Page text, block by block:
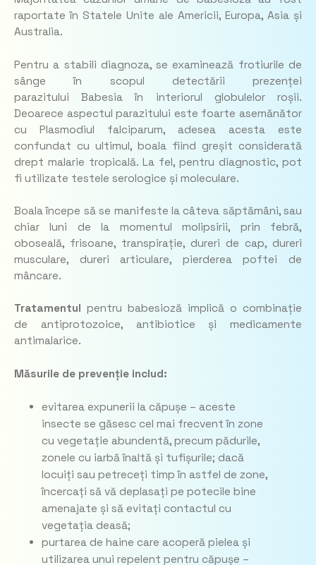
raportate în Statele Unite ale Americii, Europa, Asia și
Australia.
Pentru a stabili diagnoza, se examinează frotiurile de
sânge în scopul detectării prezenței
parazituluiBabesia în interiorul globulelor roșii.
Deoarece aspectul parazitului este foarte asemănător
cu Plasmodiul falciparum, adesea acesta este
confundat cu ultimul, boala fiind greșit considerată
drept malarie tropicală. La fel, pentru diagnostic, pot
fi utilizate testele serologice și moleculare.
Boala începe să se manifeste la câteva săptămâni, sau
chiar luni de la momentul molipsirii, prin febră,
oboseală, frisoane, transpirație, dureri de cap, dureri
musculare, dureri articulare, pierderea poftei de
mâncare.
Tratamentul pentru babesioză implică o combinație
de antiprotozoice, antibiotice și medicamente
antimalarice.
Măsurile de prevenție includ:
evitarea expunerii la căpușe – aceste
insecte se găsesc cel mai frecvent în zone
cu vegetație abundentă, precum pădurile,
zonele cu iarbă înaltă și tufișurile; dacă
locuiți sau petreceți timp în astfel de zone,
încercați să vă deplasați pe potecile bine
amenajate și să evitați contactul cu
vegetația deasă;
purtarea de haine care acoperă pielea și
utilizarea unui repelent pentru căpușe –